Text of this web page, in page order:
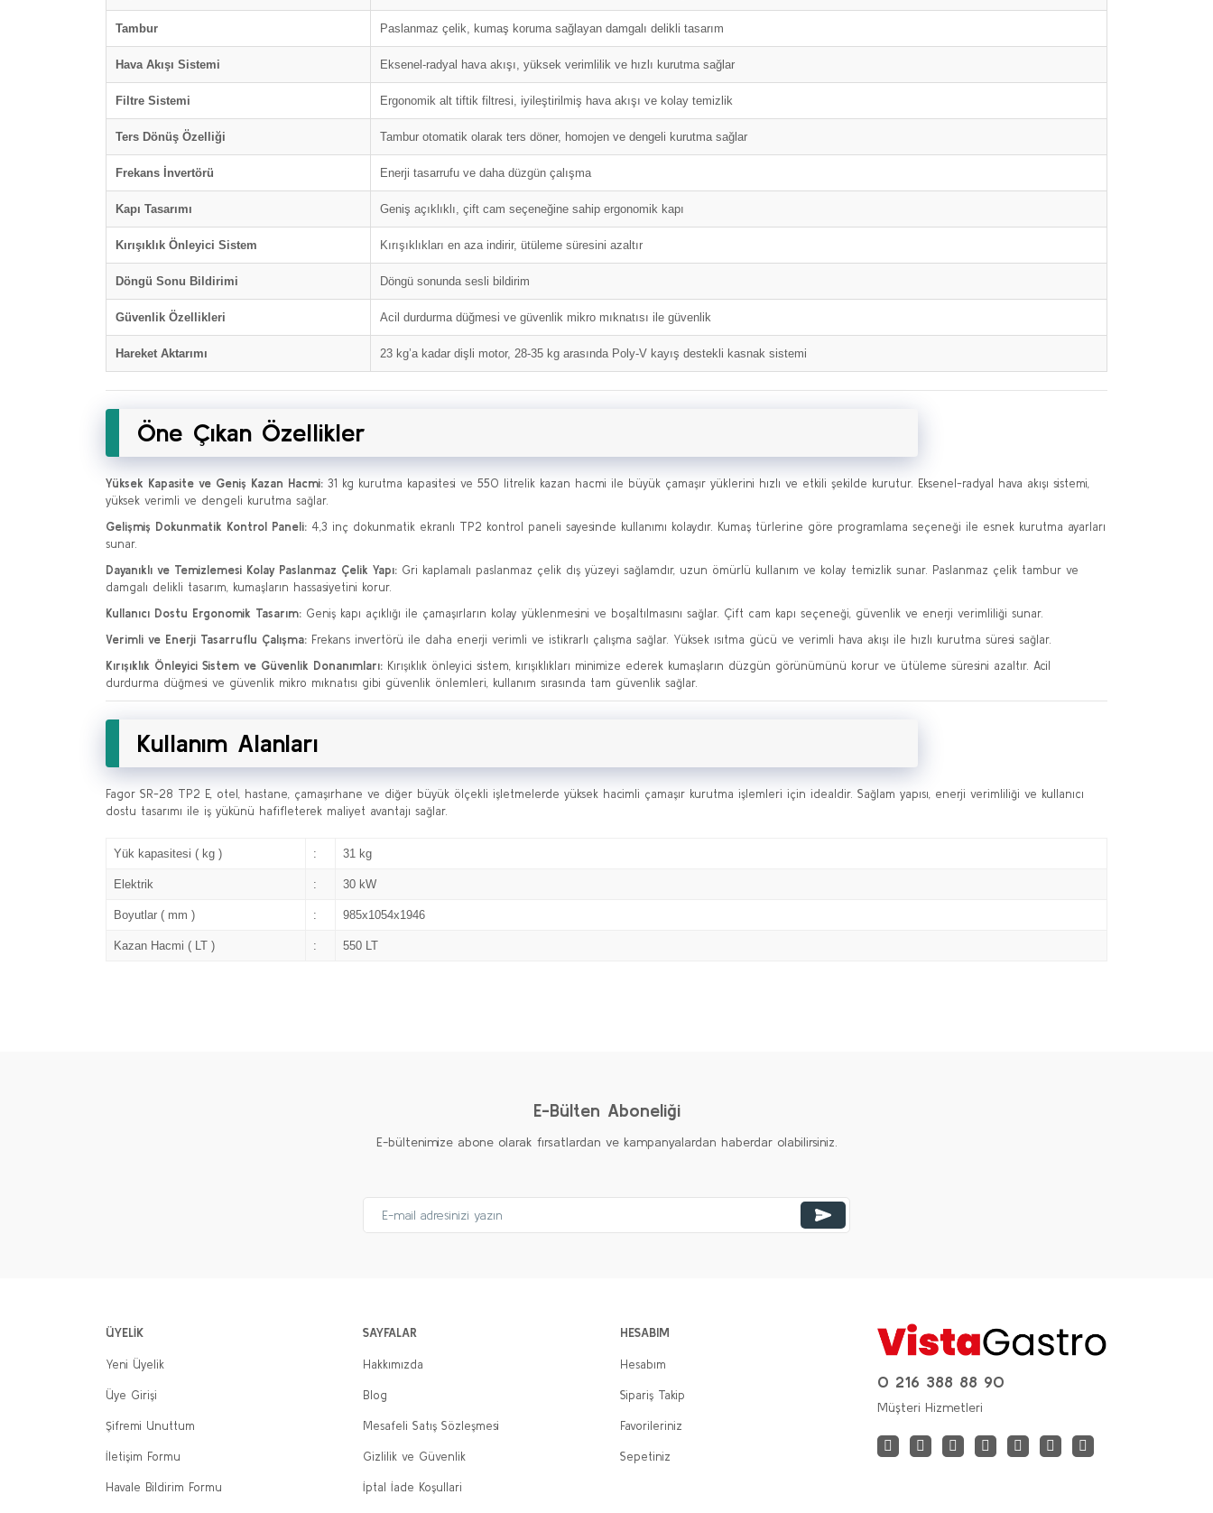
Tambur Paslanmaz çelik, kumaş koruma sağlayan damgalı delikli tasarım
Hava Akışı Sistemi Eksenel-radyal hava akışı, yüksek verimlilik ve hızlı kurutma sağlar
Filtre Sistemi Ergonomik alt tiftik filtresi, iyileştirilmiş hava akışı ve kolay temizlik
Ters Dönüş Özelliği Tambur otomatik olarak ters döner, homojen ve dengeli kurutma sağlar
Frekans İnvertörü Enerji tasarrufu ve daha düzgün çalışma
Kapı Tasarımı Geniş açıklıklı, çift cam seçeneğine sahip ergonomik kapı
Kırışıklık Önleyici Sistem Kırışıklıkları en aza indirir, ütüleme süresini azaltır
Döngü Sonu Bildirimi Döngü sonunda sesli bildirim
Güvenlik Özellikleri Acil durdurma düğmesi ve güvenlik mikro mıknatısı ile güvenlik
Hareket Aktarımı 23 kg’a kadar dişli motor, 28-35 kg arasında Poly-V kayış destekli kasnak sistemi
Öne Çıkan Özellikler
Yüksek Kapasite ve Geniş Kazan Hacmi: 31 kg kurutma kapasitesi ve 550 litrelik kazan hacmi ile büyük çamaşır yüklerini hızlı ve etkili şekilde kurutur. Eksenel-radyal hava akışı sistemi,
yüksek verimli ve dengeli kurutma sağlar.
Gelişmiş Dokunmatik Kontrol Paneli: 4,3 inç dokunmatik ekranlı TP2 kontrol paneli sayesinde kullanımı kolaydır. Kumaş türlerine göre programlama seçeneği ile esnek kurutma ayarları
sunar.
Dayanıklı ve Temizlemesi Kolay Paslanmaz Çelik Yapı: Gri kaplamalı paslanmaz çelik dış yüzeyi sağlamdır, uzun ömürlü kullanım ve kolay temizlik sunar. Paslanmaz çelik tambur ve
damgalı delikli tasarım, kumaşların hassasiyetini korur.
Kullanıcı Dostu Ergonomik Tasarım: Geniş kapı açıklığı ile çamaşırların kolay yüklenmesini ve boşaltılmasını sağlar. Çift cam kapı seçeneği, güvenlik ve enerji verimliliği sunar.
Verimli ve Enerji Tasarruflu Çalışma: Frekans invertörü ile daha enerji verimli ve istikrarlı çalışma sağlar. Yüksek ısıtma gücü ve verimli hava akışı ile hızlı kurutma süresi sağlar.
Kırışıklık Önleyici Sistem ve Güvenlik Donanımları: Kırışıklık önleyici sistem, kırışıklıkları minimize ederek kumaşların düzgün görünümünü korur ve ütüleme süresini azaltır. Acil
durdurma düğmesi ve güvenlik mikro mıknatısı gibi güvenlik önlemleri, kullanım sırasında tam güvenlik sağlar.
Kullanım Alanları
Fagor SR-28 TP2 E, otel, hastane, çamaşırhane ve diğer büyük ölçekli işletmelerde yüksek hacimli çamaşır kurutma işlemleri için idealdir. Sağlam yapısı, enerji verimliliği ve kullanıcı
dostu tasarımı ile iş yükünü hafifleterek maliyet avantajı sağlar.
Yük kapasitesi ( kg ) : 31 kg
Elektrik : 30 kW
Boyutlar ( mm ) : 985x1054x1946
Kazan Hacmi ( LT ) : 550 LT
E-Bülten Aboneliği
E-bültenimize abone olarak fırsatlardan ve kampanyalardan haberdar olabilirsiniz.
ÜYELİK
Yeni Üyelik
Üye Girişi
Şifremi Unuttum
İletişim Formu
Havale Bildirim Formu
SAYFALAR
Hakkımızda
Blog
Mesafeli Satış Sözleşmesi
Gizlilik ve Güvenlik
İptal İade Koşullari
HESABIM
Hesabım
Sipariş Takip
Favorileriniz
Sepetiniz
0 216 388 88 90
Müşteri Hizmetleri